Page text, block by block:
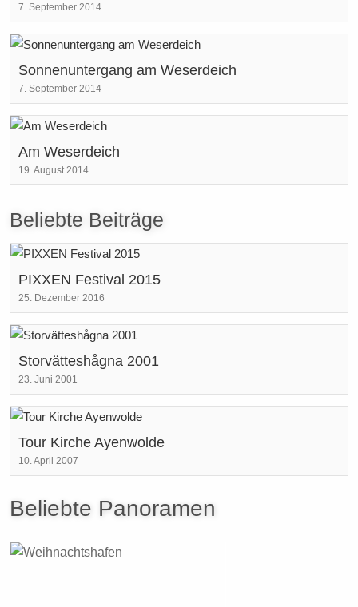
7. September 2014
Sonnenuntergang am Weserdeich
7. September 2014
Am Weserdeich
19. August 2014
Beliebte Beiträge
PIXXEN Festival 2015
25. Dezember 2016
Storvätteshågna 2001
23. Juni 2001
Tour Kirche Ayenwolde
10. April 2007
Beliebte Panoramen